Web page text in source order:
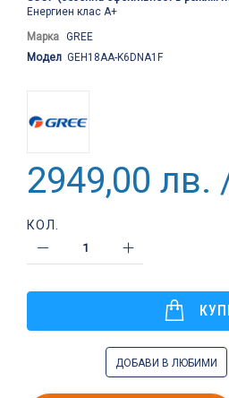
Енергиен клас A+
Марка GREE
Модел GEH18AA-K6DNA1F
2949,00 лв.
КОЛ.
ДОБАВИ В ЛЮБИМИ